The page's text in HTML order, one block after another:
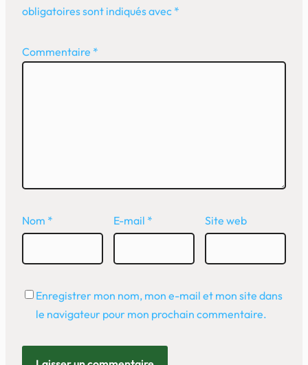
obligatoires sont indiqués avec *
Commentaire *
Nom * E-mail * Site web
Enregistrer mon nom, mon e-mail et mon site dans
le navigateur pour mon prochain commentaire.